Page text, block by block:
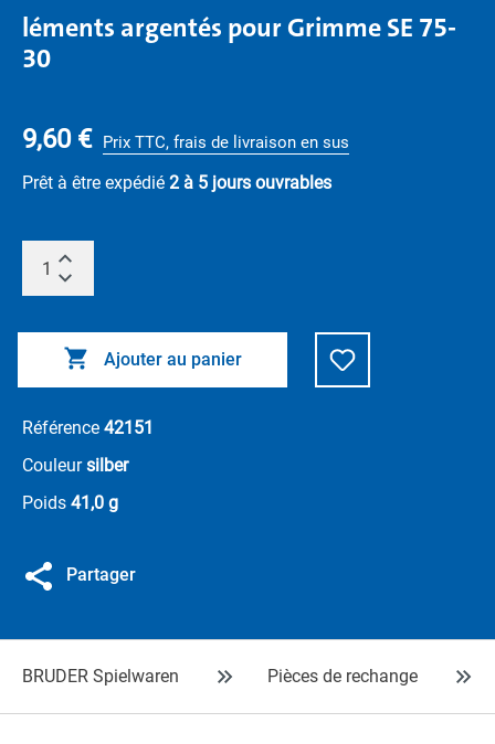
léments argentés pour Grimme SE 75-
30
9,60 € Prix TTC, frais de livraison en sus
Prêt à être expédié 2 à 5 jours ouvrables
Ajouter au panier
Référence 42151
Couleursilber
Poids 41,0 g
Partager
BRUDER Spielwaren Pièces de rechange